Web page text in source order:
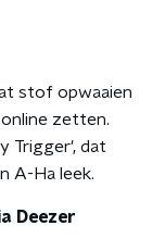
stof opwaaien
online zetten.
Trigger', dat
A-Ha leek.
Deezer